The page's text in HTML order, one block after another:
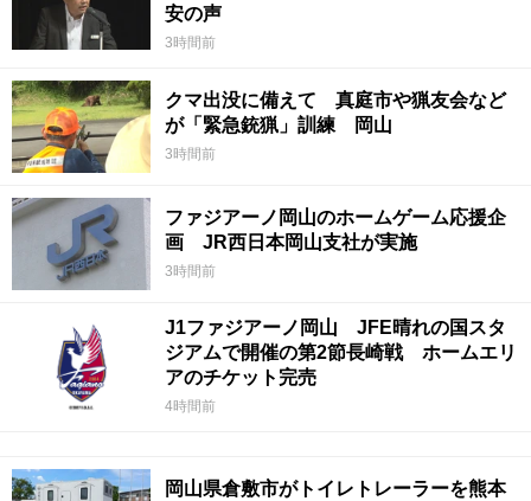
安の声
3時間前
クマ出没に備えて 真庭市や猟友会など
が「緊急銃猟」訓練 岡山
3時間前
ファジアーノ岡山のホームゲーム応援企
画 JR西日本岡山支社が実施
3時間前
J1ファジアーノ岡山 JFE晴れの国スタ
ジアムで開催の第2節長崎戦 ホームエリ
アのチケット完売
4時間前
岡山県倉敷市がトイレトレーラーを熊本